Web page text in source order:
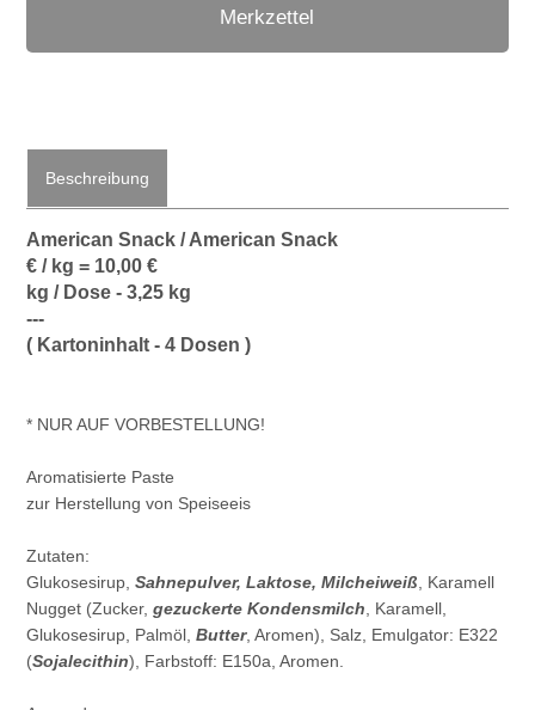
Merkzettel
Beschreibung
American Snack / American Snack
€ / kg = 10,00 €
kg / Dose - 3,25 kg
---
( Kartoninhalt - 4 Dosen )
* NUR AUF VORBESTELLUNG!
Aromatisierte Paste
zur Herstellung von Speiseeis
Zutaten:
Glukosesirup,Sahnepulver, Laktose, Milcheiweiß , Karamell
Nugget (Zucker,gezuckerte Kondensmilch , Karamell,
Glukosesirup, Palmöl,Butter, Aromen), Salz, Emulgator: E322
(Sojalecithin), Farbstoff: E150a, Aromen.